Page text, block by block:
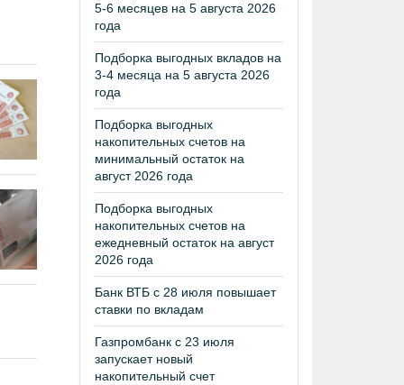
5-6 месяцев на 5 августа 2026
года
Подборка выгодных вкладов на
3-4 месяца на 5 августа 2026
года
Подборка выгодных
накопительных счетов на
минимальный остаток на
август 2026 года
Подборка выгодных
накопительных счетов на
ежедневный остаток на август
2026 года
Банк ВТБ с 28 июля повышает
ставки по вкладам
Газпромбанк с 23 июля
запускает новый
накопительный счет